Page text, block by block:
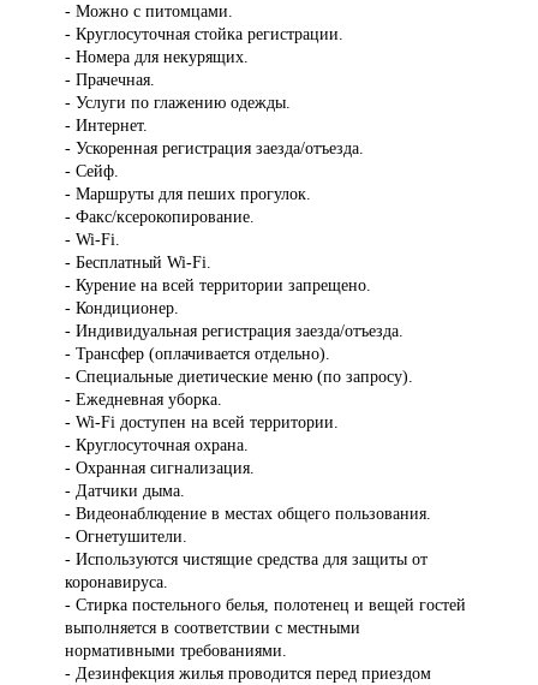
- Можно с питомцами.
- Круглосуточная стойка регистрации.
- Номера для некурящих.
- Прачечная.
- Услуги по глажению одежды.
- Интернет.
- Ускоренная регистрация заезда/отъезда.
- Сейф.
- Маршруты для пеших прогулок.
- Факс/ксерокопирование.
- Wi-Fi.
- Бесплатный Wi-Fi.
- Курение на всей территории запрещено.
- Кондиционер.
- Индивидуальная регистрация заезда/отъезда.
- Трансфер (оплачивается отдельно).
- Специальные диетические меню (по запросу).
- Ежедневная уборка.
- Wi-Fi доступен на всей территории.
- Круглосуточная охрана.
- Охранная сигнализация.
- Датчики дыма.
- Видеонаблюдение в местах общего пользования.
- Огнетушители.
- Используются чистящие средства для защиты от
коронавируса.
- Стирка постельного белья, полотенец и вещей гостей
выполняется в соответствии с местными
нормативными требованиями.
- Дезинфекция жилья проводится перед приездом